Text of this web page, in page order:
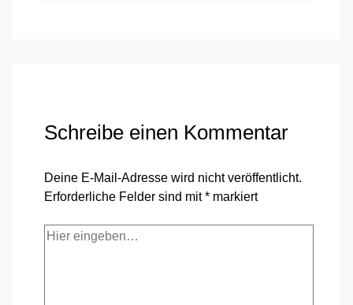
Schreibe einen Kommentar
Deine E-Mail-Adresse wird nicht veröffentlicht.
Erforderliche Felder sind mit* markiert
Hier